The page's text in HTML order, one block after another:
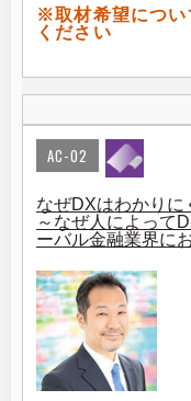
※取材希望につい
ください
AC-02
なぜDXはわかりに
～なぜ人によって
ーバル金融業界に